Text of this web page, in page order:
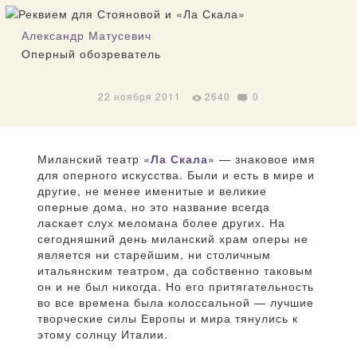
Александр Матусевич
Оперный обозреватель
22 ноября 2011 2640 0
Миланский театр «Ла Скала» — знаковое имя
для оперного искусства. Были и есть в мире и
другие, не менее именитые и великие
оперные дома, но это название всегда
ласкает слух меломана более других. На
сегодняшний день миланский храм оперы не
является ни старейшим, ни столичным
итальянским театром, да собственно таковым
он и не был никогда. Но его притягательность
во все времена была колоссальной — лучшие
творческие силы Европы и мира тянулись к
этому солнцу Италии.